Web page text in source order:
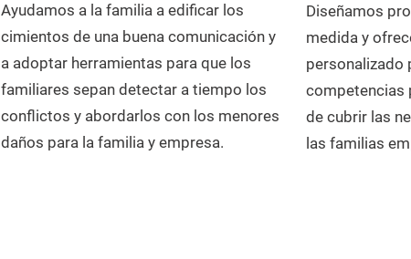
Ayudamos a la familia a edificar los
cimientos de una buena comunicación y
a adoptar herramientas para que los
familiares sepan detectar a tiempo los
conflictos y abordarlos con los menores
daños para la familia y empresa.
Diseñamos
medida y
personalizado
competencias
de cubrir las
las familias